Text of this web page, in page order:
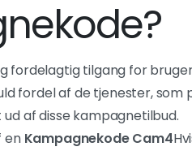
fordelagtig tilgang for
fordel af de tjenester,
af disse kampagnetilbud.
en Kampagnekode Cam4